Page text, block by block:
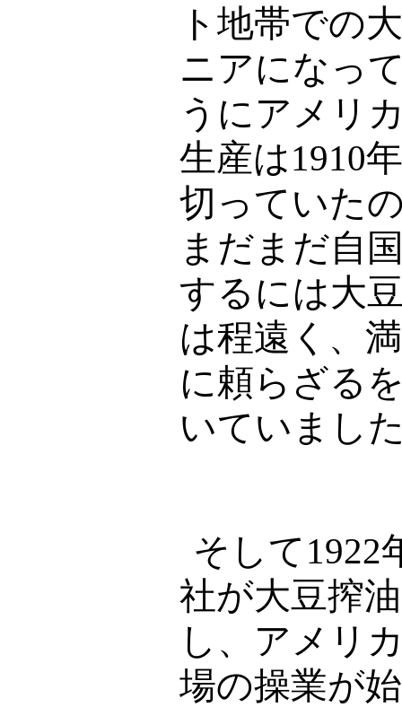
ト地帯での
ニアになっ
うにアメリ
生産は1910
切っていた
まだまだ自
するには大
は程遠く、
に頼らざる
いていまし
そして 1922
社が大豆搾
し、アメリ
場の操業が